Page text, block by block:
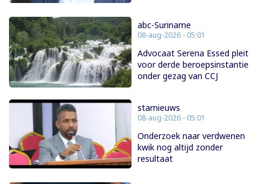
abc-Suriname
08-aug-2026 - 05:01
Advocaat Serena Essed pleit
voor derde beroepsinstantie
onder gezag van CCJ
starnieuws
08-aug-2026 - 05:01
Onderzoek naar verdwenen
kwik nog altijd zonder
resultaat